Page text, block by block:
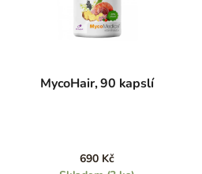
MycoHair, 90 kapslí
690 Kč